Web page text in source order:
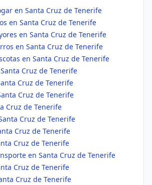
en Santa Cruz de Tenerife
en Santa Cruz de Tenerife
en Santa Cruz de Tenerife
en Santa Cruz de Tenerife
en Santa Cruz de Tenerife
Cruz de Tenerife
Cruz de Tenerife
Cruz de Tenerife
Cruz de Tenerife
Cruz de Tenerife
Cruz de Tenerife
Cruz de Tenerife
en Santa Cruz de Tenerife
Cruz de Tenerife
Cruz de Tenerife